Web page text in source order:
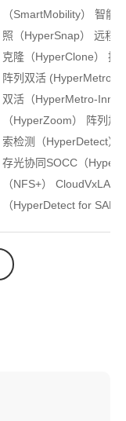
（SmartMobility） 智能
照（HyperSnap） 远程
克隆（HyperClone） 持
阵列双活 (HyperMetro)
双活（HyperMetro-
（HyperZoom） 阵列
索检测（HyperDetect）
存光协同SOCC（
（NFS+） CloudVxLAN
（HyperDetect for SAN